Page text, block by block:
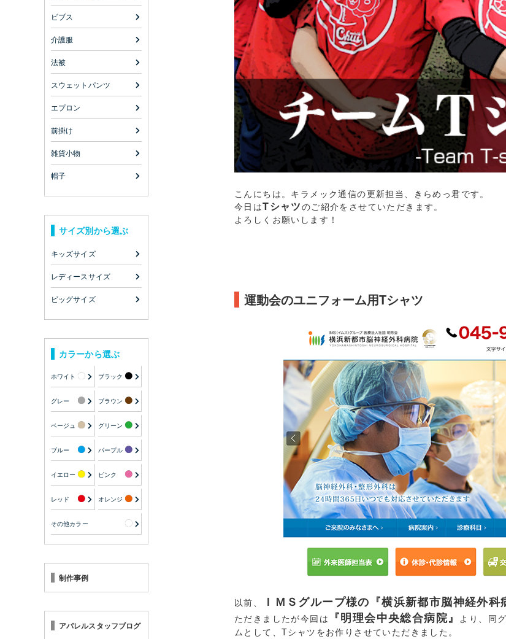
ビブス
介護服
法被
スウェットパンツ
エプロン
前掛け
雑貨小物
帽子
サイズ別から選ぶ
キッズサイズ
レディースサイズ
ビッグサイズ
カラーから選ぶ
ホワイト ブラック
グレー ブラウン
ベージュ グリーン
ブルー パープル
イエロー ピンク
レッド オレンジ
その他カラー
制作事例
アパレルスタッフブログ
こんにちは。キラメック通信の更新担当、きらめっ君です。
今日はTシャツのご紹介をさせていただきます。
よろしくお願いします！
運動会のユニフォーム用Tシャツ
以前、 ＩＭＳグループ様の『横浜新都市脳神経外科
ただきましたが今回は
『明理会中央総合病院』 より、同
ムとして、Tシャツをお作りさせていただきました。